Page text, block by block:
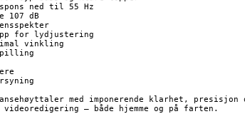
ned til 55 Hz
107 dB
app for lydjustering
vinkling
med imponerende klarhet,
– både hjemme og på farten.